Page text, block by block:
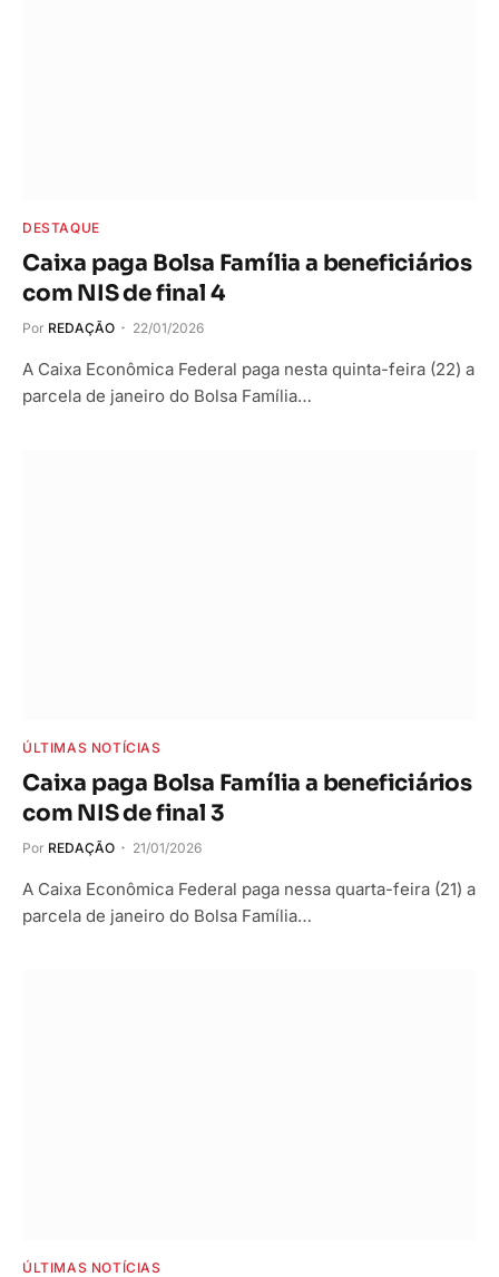
DESTAQUE
Caixa paga Bolsa Família a beneficiários
com NIS de final 4
Por REDAÇÃO 22/01/2026
A Caixa Econômica Federal paga nesta quinta-feira (22) a
parcela de janeiro do Bolsa Família…
ÚLTIMAS NOTÍCIAS
Caixa paga Bolsa Família a beneficiários
com NIS de final 3
Por REDAÇÃO 21/01/2026
A Caixa Econômica Federal paga nessa quarta-feira (21) a
parcela de janeiro do Bolsa Família…
ÚLTIMAS NOTÍCIAS